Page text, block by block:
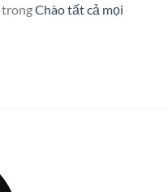
trongChào tất cả mọi